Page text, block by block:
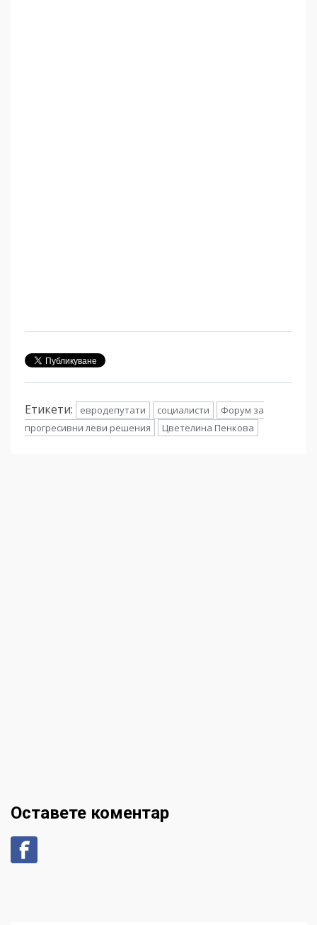
Етикети: евродепутати социалисти
Форум за
прогресивни леви решения
Цветелина Пенкова
Оставете коментар